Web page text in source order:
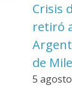
Crisis
retiró
de
5